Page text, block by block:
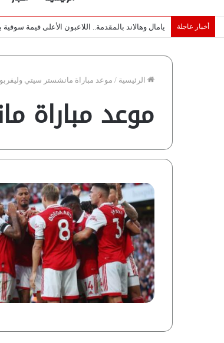
أخبار عاجلة خبراء لـ”شبكة رؤية”: «اتفاق مكة» يغيّر قواعد
الرئيسية / موعد مباراة مانشستر سيتي
موعد مباراة